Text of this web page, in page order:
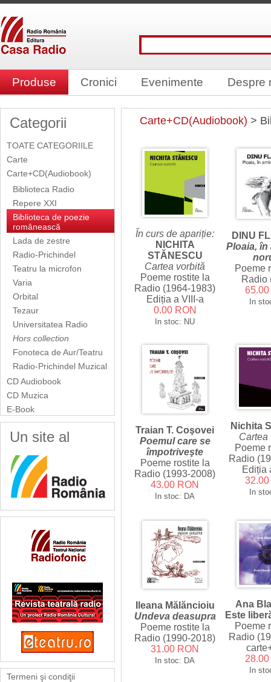
Produse Cronici Evenimente Despre
Categorii
TOATE CATEGORIILE
Carte
Carte+CD(Audiobook)
Biblioteca Radio
Repere XXI
Biblioteca de poezie
românească
Lada de zestre
Radio-Prichindel
Teatru la microfon
Varia
Orbital
Tezaur
Universitatea Radio
Hors collection
Fonoteca de Aur/Teatru
Radio-Prichindel Muzical
CD Audiobook
CD Muzica
E-Book
Un site al
Termeni şi condiţii
Carte+CD(Audiobook) >
În curs de apariție:
NICHITA
STĂNESCU
Cartea vorbită
Poeme rostite la
Radio (1964-1983)
Ediția a VIII-a
0.00 RON
In stoc: NU
DINU
Ploaia, în
Poeme
Radio
In
Traian T. Coşovei
Poemul care se
împotriveşte
Poeme rostite la
Radio (1993-2008)
43.00 RON
In stoc: DA
Nichita
Cartea
Poeme
Radio
Ediția
In
Ileana Mălăncioiu
Undeva deasupra
Poeme rostite la
Radio (1990-2018)
31.00 RON
In stoc: DA
Ana
Este
Poeme
Radio
In